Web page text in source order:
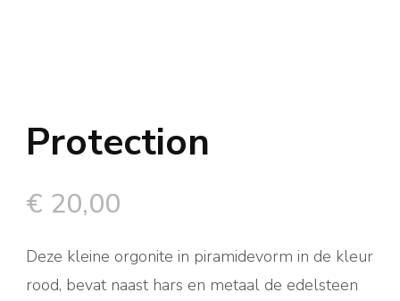
Protection
€ 20,00
Deze kleine orgonite in piramidevorm in de kleur
rood, bevat naast hars en metaal de edelsteen